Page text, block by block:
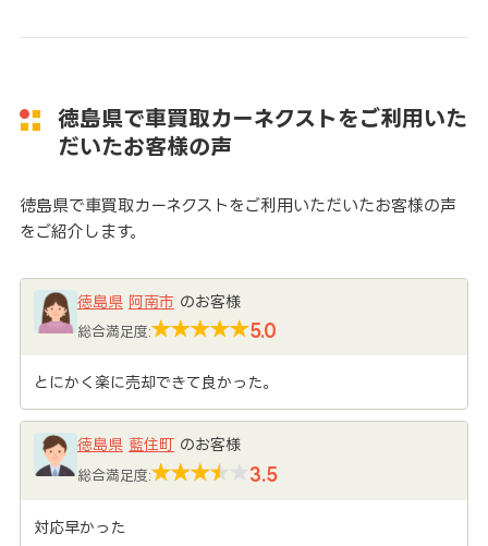
徳島県で車買取カーネクストをご利用いた
だいたお客様の声
徳島県で車買取カーネクストをご利用いただいたお客様の声
をご紹介します。
徳島県 阿南市 のお客様
総合満足度: 5.0
とにかく楽に売却できて良かった。
徳島県 藍住町のお客様
総合満足度: 3.5
対応早かった